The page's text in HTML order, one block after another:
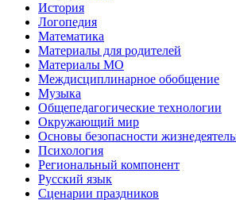
История
Логопедия
Математика
Материалы для родителей
Материалы МО
Междисциплинарное обобщение
Музыка
Общепедагогические технологии
Окружающий мир
Основы безопасности
Психология
Региональный компонент
Русский язык
Сценарии праздников